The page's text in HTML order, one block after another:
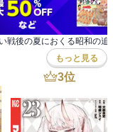
もっと見る
3位